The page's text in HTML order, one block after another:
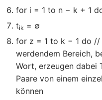
for i = 1 to n − k + 1
tik = ∅
for z = 1 to k − 1 do
werdendem Bereich,
Wort, erzeugen dabei
Paare von einem
können